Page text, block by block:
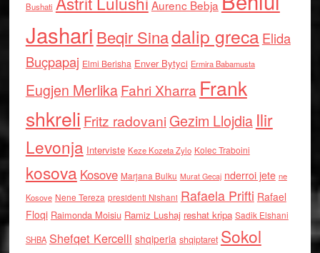
Bushati Aurenc Bebja
Jashari Beqir Sinadalip grecaElida
Buçpapaj Elmi Berisha Enver Bytyci Ermira Babamusta
Eugjen MerlikaFahri Xharra Frank
shkreli Fritz radovaniGezim Llojdia Ilir
Levonja Interviste Keze Kozeta Zylo Kolec Traboini
kosova Kosove Marjana Bulku Murat Gecaj nderroi jete ne
Kosove Nene Tereza presidenti Nishani Rafaela Prifti Rafael
Floqi Raimonda Moisiu Ramiz Lushaj reshat kripa Sadik Elshani
SHBA Shefqet Kercelli shqiperia shqiptaret Sokol